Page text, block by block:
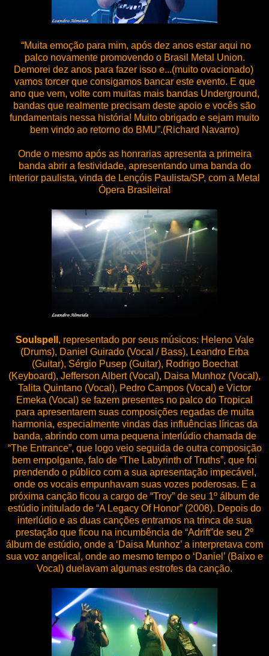
“Muita emoção para mim, após dez anos estar aqui no
palco novamente promovendo o Brasil Metal Union.
Demorei dez anos para fazer isso e...(muito ovacionado)
vamos torcer que consigamos bancar este evento. E que
ano que vem, volte com muitas mais bandas Underground,
bandas que realmente precisam deste apoio e vocês são
fundamentais nessa história! Muito obrigado e sejam muito
bem vindo ao retorno do BMU”.(Richard Navarro)
Onde o mesmo após as honrarias apresenta a primeira
banda abrir a festividade, apresentando uma banda do
interior paulista, vinda de Lençóis Paulista/SP, com a Metal
Ópera Brasileira!
Soulspell , representado por seus músicos: Heleno Vale
(Drums), Daniel Guirado (Vocal / Bass), Leandro Erba
(Guitar), Sérgio Pusep (Guitar), Rodrigo Boechat
(Keyboard), Jefferson Albert (Vocal), Daisa Munhoz (Vocal),
Talita Quintano (Vocal), Pedro Campos (Vocal) e Victor
Emeka (Vocal) se fazem presentes no palco do Tropical
para apresentarem suas composições regadas de muita
harmonia, especialmente vindas das influências líricas da
banda, abrindo com uma pequena interlúdio chamada de
“The Entrance”, que logo veio seguida de outra composição
bem empolgante, falo de “The Labyrinth of Truths”, que foi
prendendo o público com a sua apresentação impecável,
onde os vocais empunhavam suas vozes poderosas. E a
próxima canção ficou a cargo de “Troy” de seu 1º álbum de
estúdio intitulado de “A Legacy Of Honor” (2008). Depois do
interlúdio e as duas canções entramos na trinca de sua
prestação que ficou na incumbência de “Adrift”de seu 2º
álbum de estúdio, onde a ‘Daisa Munhoz’ a interpretava com
sua voz angelical, onde ao mesmo tempo o ‘Daniel’ (Baixo e
Vocal) duelavam algumas estrofes da canção.